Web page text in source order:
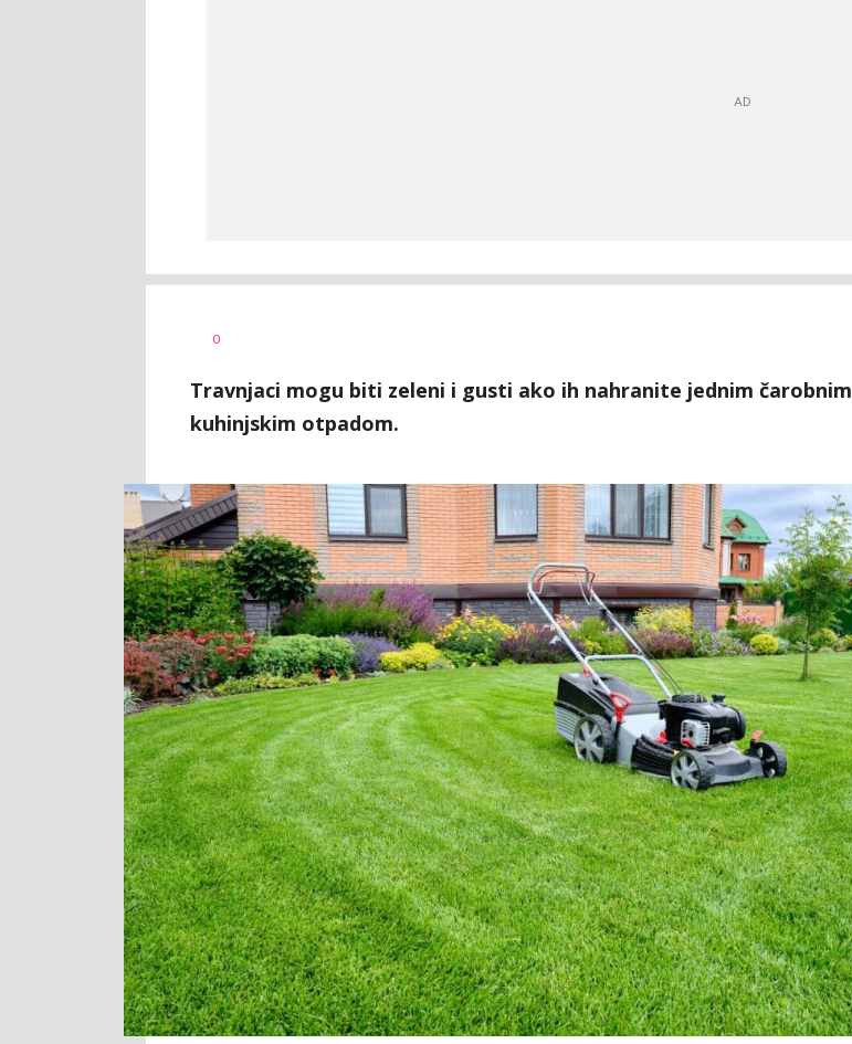
0
Travnjaci mogu biti zeleni i gusti ako ih nahranite jednim čarobnim
kuhinjskim otpadom.